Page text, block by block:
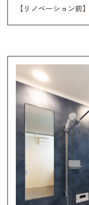
【リノベーション前】